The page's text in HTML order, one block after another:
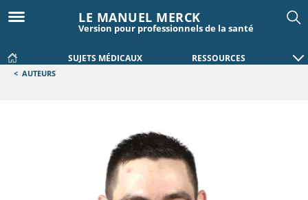
LE MANUEL MERCK
Version pour professionnels de la santé
SUJETS MÉDICAUX RESSOURCES
< AUTEURS